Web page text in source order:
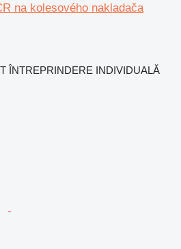
na kolesového nakladača
ÎNTREPRINDERE INDIVIDUALĂ